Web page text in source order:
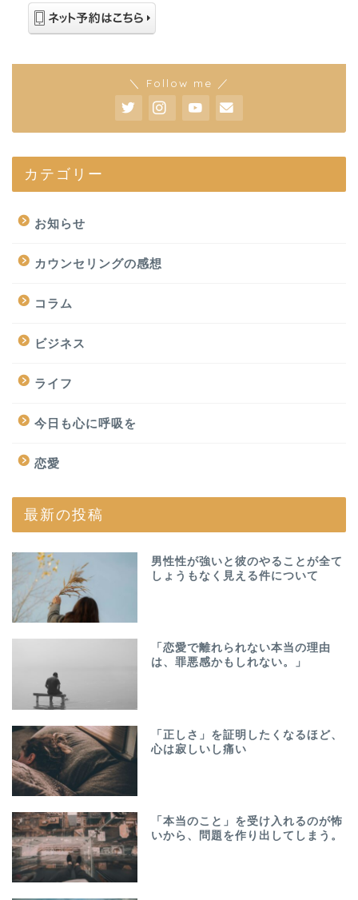
＼ Follow me ／
カテゴリー
お知らせ
カウンセリングの感想
コラム
ビジネス
ライフ
今日も心に呼吸を
恋愛
最新の投稿
男性性が強いと彼のやることが全て
しょうもなく見える件について
「恋愛で離れられない本当の理由
は、罪悪感かもしれない。」
「正しさ」を証明したくなるほど、
心は寂しいし痛い
「本当のこと」を受け入れるのが怖
いから、問題を作り出してしまう。